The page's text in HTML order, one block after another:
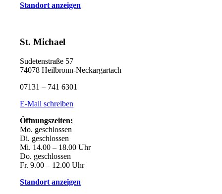
Standort anzeigen
St. Michael
Sudetenstraße 57
74078 Heilbronn-Neckargartach
07131 – 741 6301
E-Mail schreiben
Öffnungszeiten:
Mo. geschlossen
Di. geschlossen
Mi. 14.00 – 18.00 Uhr
Do. geschlossen
Fr. 9.00 – 12.00 Uhr
Standort anzeigen